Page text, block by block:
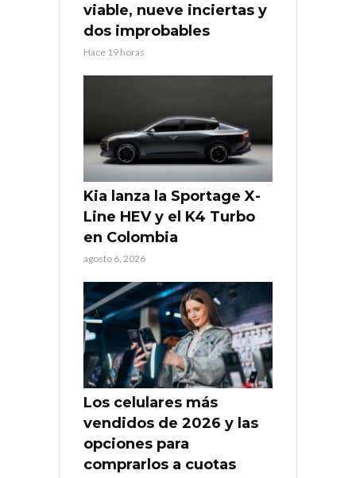
viable, nueve inciertas y
dos improbables
Hace 19 horas
Kia lanza la Sportage X-
Line HEV y el K4 Turbo
en Colombia
agosto 6, 2026
Los celulares más
vendidos de 2026 y las
opciones para
comprarlos a cuotas